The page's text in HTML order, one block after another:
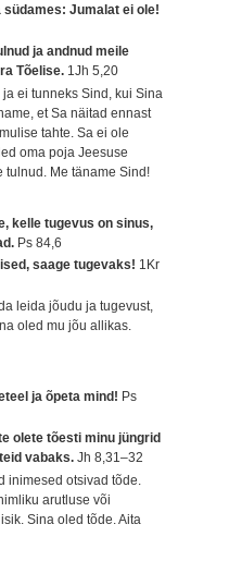
südames: Jumalat ei ole!
ja andnud meile
Tõelise. 1Jh 5,20
ei tunneks Sind, kui Sina
et Sa näitad ennast
tahte. Sa ei ole
oma poja Jeesuse
tulnud. Me täname Sind!
kelle tugevus on sinus,
Ps 84,6
saage tugevaks! 1Kr
leida jõudu ja tugevust,
oled mu jõu allikas.
ja õpeta mind! Ps
olete tõesti minu jüngrid
vabaks.Jh 8,31–32
inimesed otsivad tõde.
arutluse või
Sina oled tõde. Aita